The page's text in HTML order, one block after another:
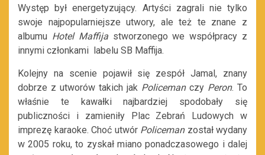
Występ był energetyzujący. Artyści zagrali nie tylko
swoje najpopularniejsze utwory, ale też te znane z
albumu Hotel Maffijastworzonego we współpracy z
innymi członkami labelu SB Maffija.
Kolejny na scenie pojawił się zespół Jamal, znany
dobrze z utworów takich jak Policemanczy Peron. To
właśnie te kawałki najbardziej spodobały się
publiczności i zamieniły Plac Zebrań Ludowych w
imprezę karaoke. Choć utwórPolicemanzostał wydany
w 2005 roku, to zyskał miano ponadczasowego i dalej